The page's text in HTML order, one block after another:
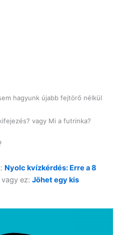
hagyunk újabb fejtörő nélkül
vagy Mi a futrinka?
Nyolc kvízkérdés: Erre a 8
vagy ez: Jöhet egy kis